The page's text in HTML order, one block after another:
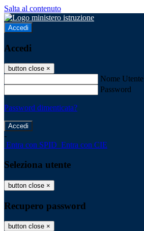
Salta al contenuto
Accedi
Accedi
button close ×
Nome Utente
Password
Password dimenticata?
-
Entra con SPID Entra con CIE
Seleziona utente
button close ×
Recupero password
button close ×